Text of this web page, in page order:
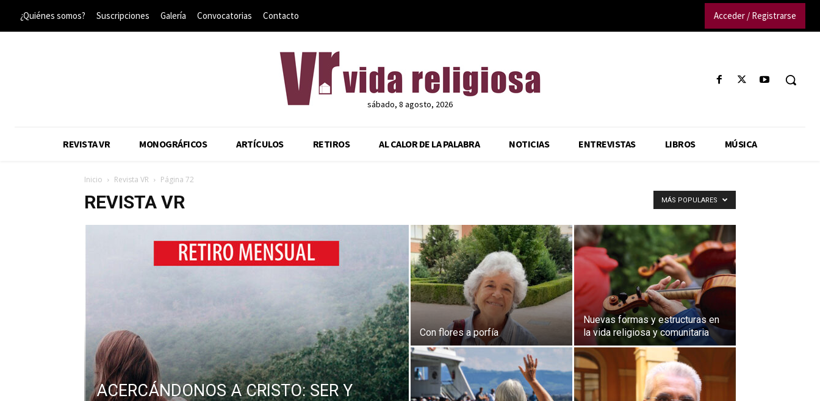
¿Quiénes somos? Suscripciones Galería Convocatorias Contacto Acceder / Registrarse
sábado, 8 agosto, 2026
REVISTA VR MONOGRÁFICOS ARTÍCULOS RETIROS AL CALOR DE LA PALABRA NOTICIAS ENTREVISTAS LIBROS MÚSICA
Inicio Revista VR Página 72
REVISTA VR MÁS POPULARES
ACERCÁNDONOS A CRISTO: SER Y
Con flores a porfía
Nuevas formas y estructuras en
la vida religiosa y comunitaria